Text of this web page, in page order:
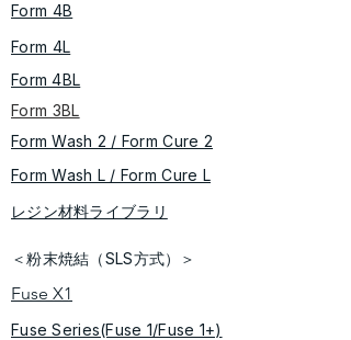
Form 4B
Form 4L
Form 4BL
Form 3BL
Form Wash 2 / Form Cure​ 2
​​Form Wash L / Form Cure L
レジン材料ライブラリ
＜粉末焼結（SLS方式）＞
Fuse X1
Fuse Series(Fuse 1/Fuse 1+)